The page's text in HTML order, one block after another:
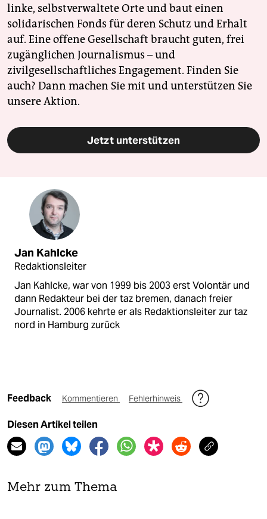
linke, selbstverwaltete Orte und baut einen
solidarischen Fonds für deren Schutz und Erhalt
auf. Eine offene Gesellschaft braucht guten, frei
zugänglichen Journalismus – und
zivilgesellschaftliches Engagement. Finden Sie
auch? Dann machen Sie mit und unterstützen Sie
unsere Aktion.
Jetzt unterstützen
Jan Kahlcke
Redaktionsleiter
Jan Kahlcke, war von 1999 bis 2003 erst Volontär und
dann Redakteur bei der taz bremen, danach freier
Journalist. 2006 kehrte er als Redaktionsleiter zur taz
nord in Hamburg zurück
Feedback Kommentieren Fehlerhinweis
Diesen Artikel teilen
Mehr zum Thema